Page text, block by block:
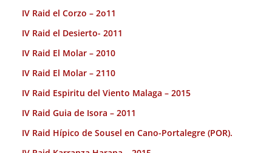
IV Raid el Corzo – 2o11
IV Raid el Desierto- 2011
IV Raid El Molar – 2010
IV Raid El Molar – 2110
IV Raid Espiritu del Viento Malaga – 2015
IV Raid Guia de Isora – 2011
IV Raid Hípico de Sousel en Cano-Portalegre (POR).